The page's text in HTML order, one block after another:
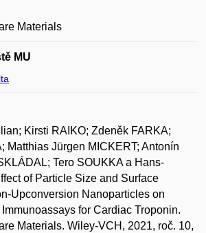
Materials
MU
Kirsti RAIKO; Zdeněk FARKA;
Matthias Jürgen MICKERT; Antonín
Tero SOUKKA a Hans-
of Particle Size and Surface
Upconversion Nanoparticles on
for Cardiac Troponin.
Materials. Wiley-VCH, 2021, roč. 10,